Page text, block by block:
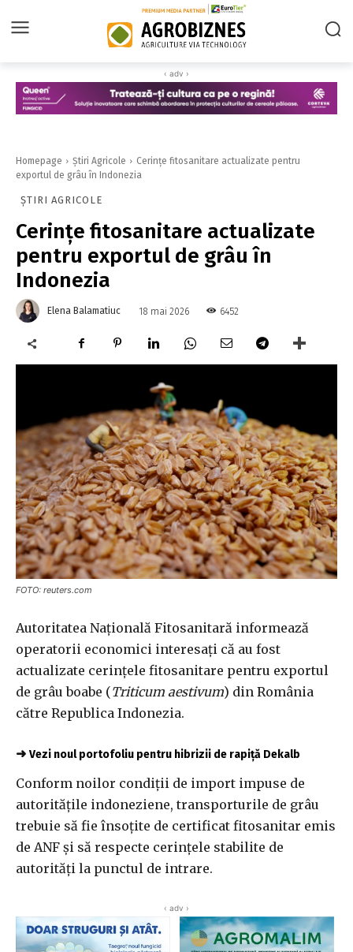
‹ adv ›
Homepage Știri Agricole
Cerințe fitosanitare actualizate pentru
exportul de grâu în Indonezia
ȘTIRI AGRICOLE
Cerințe fitosanitare actualizate
pentru exportul de grâu în
Indonezia
Elena Balamatiuc 18 mai 2026 6452
FOTO: reuters.com
Autoritatea Națională Fitosanitară informează
operatorii economici interesați că au fost
actualizate cerințele fitosanitare pentru exportul
de grâu boabe (Triticum aestivum) din România
către Republica Indonezia.
➜ Vezi noul portofoliu pentru hibrizii de rapiță Dekalb
Conform noilor condiții de import impuse de
autoritățile indoneziene, transporturile de grâu
trebuie să fie însoțite de certificat fitosanitar emis
de ANF și să respecte cerințele stabilite de
autorități la punctul de intrare.
‹ adv ›